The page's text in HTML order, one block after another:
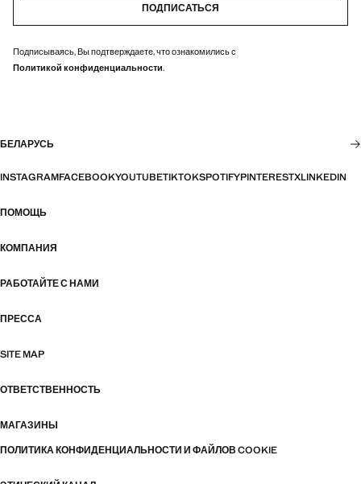
ПОДПИСАТЬСЯ
Подписываясь, Вы подтверждаете, что ознакомились с
Политикой конфиденциальности.
БЕЛАРУСЬ
INSTAGRAMFACEBOOKYOUTUBETIKTOKSPOTIFYPINTERESTXLINKEDIN
ПОМОЩЬ
КОМПАНИЯ
РАБОТАЙТЕ С НАМИ
ПРЕССА
SITE MAP
ОТВЕТСТВЕННОСТЬ
МАГАЗИНЫ
ПОЛИТИКА КОНФИДЕНЦИАЛЬНОСТИ И ФАЙЛОВ COOKIE